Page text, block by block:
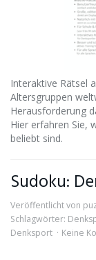
Interaktive Rätsel
Altersgruppen
Herausforderung
Hier erfahren Sie,
beliebt sind.
Sudoku:
Veröffentlicht von
Schlagwörter:
Denksport
Keine